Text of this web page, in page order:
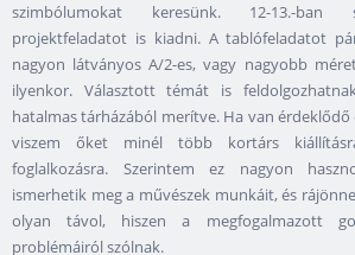
szimbólumokat keresünk. 12-13.-ban
projektfeladatot is kiadni. A tablófeladatot
nagyon látványos A/2-es, vagy nagyobb
ilyenkor. Választott témát is
hatalmas tárházából merítve. Ha van érdeklődő
viszem őket minél több kortárs
foglalkozásra. Szerintem ez nagyon
ismerhetik meg a művészek munkáit, és
olyan távol, hiszen a megfogalmazott
problémáiról szólnak.